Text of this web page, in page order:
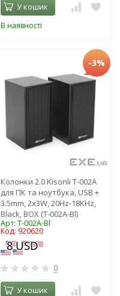
У кошик
В наявності
-3%
Колонки 2.0 Kisonli T-002A
для ПК та ноутбука, USB +
3.5mm, 2x3W, 20Hz-18KHz,
Black, BOX (T-002A-Bl)
Арт: T-002A-Bl
Код: 920620
0
У кошик